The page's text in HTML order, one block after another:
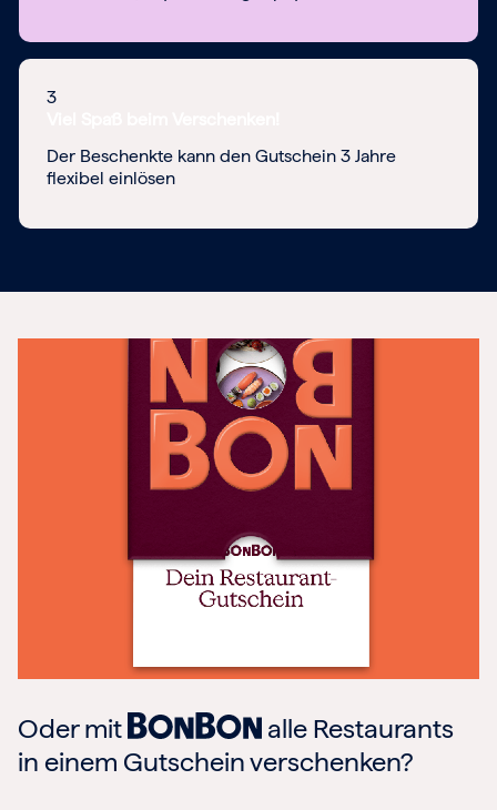
3
Der Beschenkte kann den Gutschein 3 Jahre
flexibel einlösen
Oder mit
alle Restaurants
in einem Gutschein verschenken?